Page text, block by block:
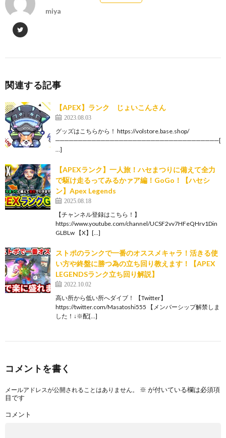
miya
関連する記事
【APEX】ランク じょいこんさん
2023.08.03
グッズはこちらから！ https://volstore.base.shop/
────────────────────────────────────[
…]
【APEXランク】一人旅！ハセまつりに備えて全力
で駆け走るってみるかァア編！GoGo！【ハセシ
ン】Apex Legends
2025.08.18
【チャンネル登録はこちら！】
https://www.youtube.com/channel/UCSF2vv7HFeQHrv1Din
GLBLw 【X】[…]
ストポのランクで一番のオススメキャラ！活きる使
い方や終盤に勝つ為の立ち回り教えます！【APEX
LEGENDSランク立ち回り解説】
2022.10.02
高い所から低い所へダイブ！ 【Twitter】
https://twitter.com/Masatoshi555 【メンバーシップ解禁しま
した！↓※配[…]
コメントを書く
メールアドレスが公開されることはありません。 ※ が付いている欄は必須項
目です
コメント